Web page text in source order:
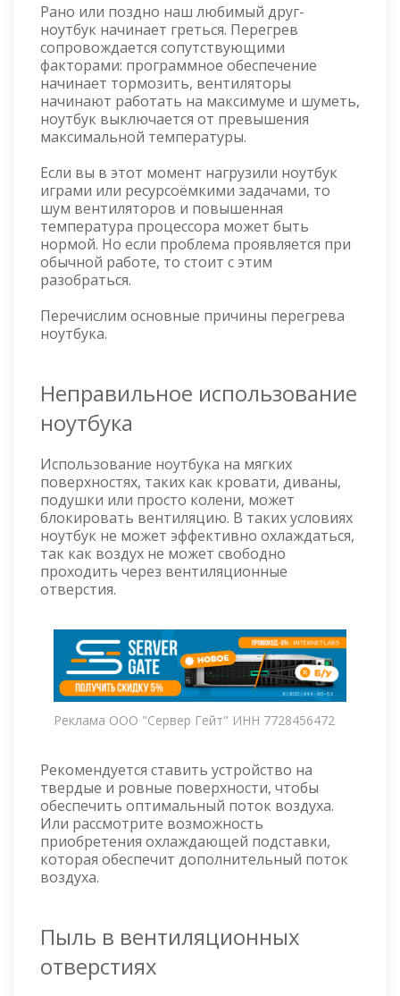
Рано или поздно наш любимый друг-
ноутбук начинает греться. Перегрев
сопровождается сопутствующими
факторами: программное обеспечение
начинает тормозить, вентиляторы
начинают работать на максимуме и шуметь,
ноутбук выключается от превышения
максимальной температуры.
Если вы в этот момент нагрузили ноутбук
играми или ресурсоёмкими задачами, то
шум вентиляторов и повышенная
температура процессора может быть
нормой. Но если проблема проявляется при
обычной работе, то стоит с этим
разобраться.
Перечислим основные причины перегрева
ноутбука.
Неправильное использование
ноутбука
Использование ноутбука на мягких
поверхностях, таких как кровати, диваны,
подушки или просто колени, может
блокировать вентиляцию. В таких условиях
ноутбук не может эффективно охлаждаться,
так как воздух не может свободно
проходить через вентиляционные
отверстия.
Реклама ООО "Сервер Гейт" ИНН 7728456472
Рекомендуется ставить устройство на
твердые и ровные поверхности, чтобы
обеспечить оптимальный поток воздуха.
Или рассмотрите возможность
приобретения охлаждающей подставки,
которая обеспечит дополнительный поток
воздуха.
Пыль в вентиляционных
отверстиях